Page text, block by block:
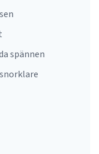
spännen